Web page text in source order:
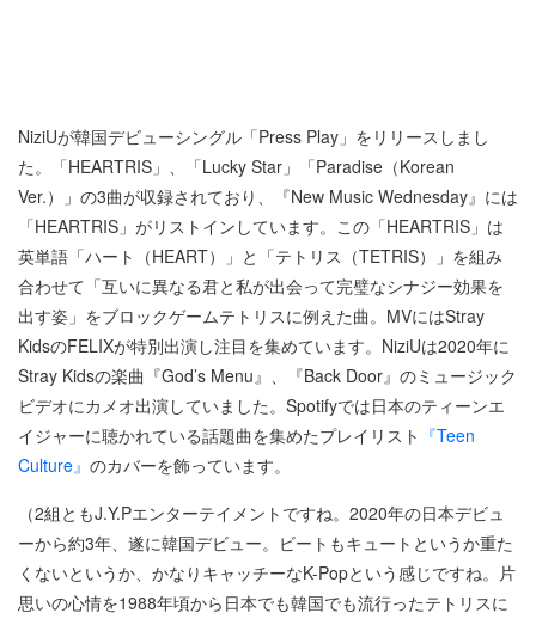
NiziUが韓国デビューシングル「Press Play」をリリースしまし
た。「HEARTRIS」、「Lucky Star」「Paradise（Korean
Ver.）」の3曲が収録されており、『New Music Wednesday』には
「HEARTRIS」がリストインしています。この「HEARTRIS」は
英単語「ハート（HEART）」と「テトリス（TETRIS）」を組み
合わせて「互いに異なる君と私が出会って完璧なシナジー効果を
出す姿」をブロックゲームテトリスに例えた曲。MVにはStray
KidsのFELIXが特別出演し注目を集めています。NiziUは2020年に
Stray Kidsの楽曲『God’s Menu』、『Back Door』のミュージック
ビデオにカメオ出演していました。Spotifyでは日本のティーンエ
イジャーに聴かれている話題曲を集めたプレイリスト 『Teen
Culture』 のカバーを飾っています。
（2組ともJ.Y.Pエンターテイメントですね。2020年の日本デビュ
ーから約3年、遂に韓国デビュー。ビートもキュートというか重た
くないというか、かなりキャッチーなK-Popという感じですね。片
思いの心情を1988年頃から日本でも韓国でも流行ったテトリスに